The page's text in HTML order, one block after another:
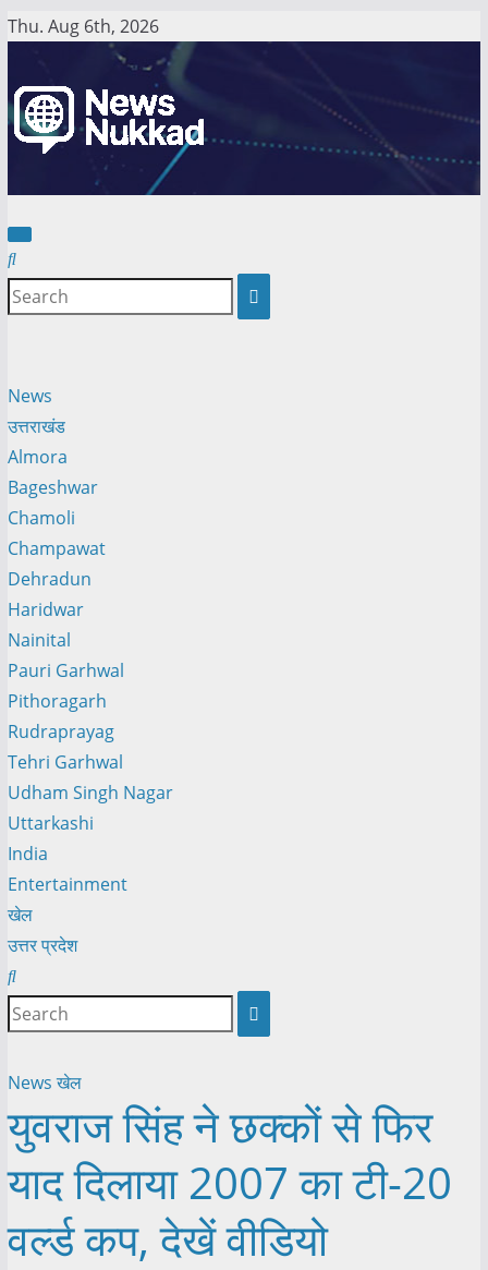
Skip
content
Thu. Aug 6th, 2026
News
उत्तराखंड
Almora
Bageshwar
Chamoli
Champawat
Dehradun
Haridwar
Nainital
Pauri Garhwal
Pithoragarh
Rudraprayag
Tehri Garhwal
Udham Singh Nagar
Uttarkashi
India
Entertainment
खेल
उत्तर प्रदेश
Newsखेल
युवराज सिंह ने छक्कों से फिर
याद दिलाया 2007 का टी-20
वर्ल्ड कप, देखें वीडियो